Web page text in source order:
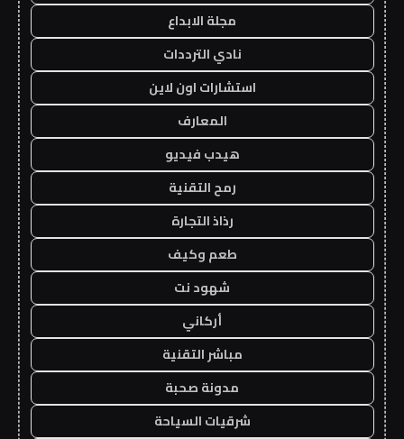
مجلة الابداع
نادي الترددات
استشارات اون لاين
المعارف
هيدب فيديو
رمح التقنية
رذاذ التجارة
طعم وكيف
شهود نت
أركاني
مباشر التقنية
مدونة صحبة
شرقيات السياحة